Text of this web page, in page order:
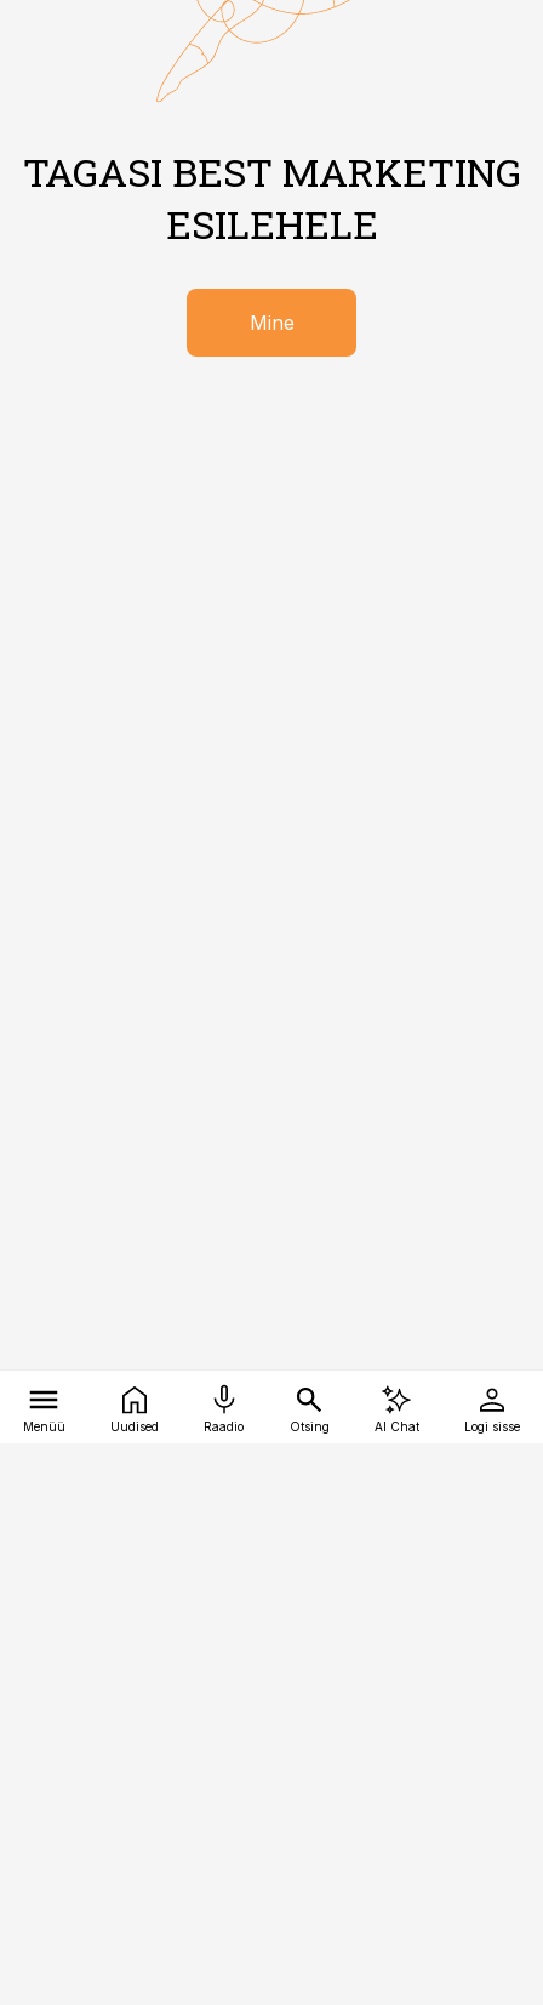
TAGASI BEST MARKETING
ESILEHELE
Mine
Menüü Uudised Raadio Otsing AI Chat Logi sisse